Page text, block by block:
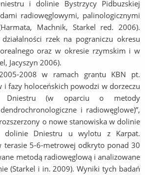
i dolinie Bystrzycy Pidbuzskiej
radiowęglowymi, palinologicznymi
Machnik, Starkel red. 2006).
rzek na pograniczu okresu
oraz w okresie rzymskim i w
Jacyszyn 2006).
w ramach grantu KBN pt.
i fazy holoceńskich powodzi w dorzeczu
Dniestru (w oparciu o metody
i radiowęglowe)”,
o nowe stanowiska w dolinie
dolinie Dniestru u wylotu z Karpat.
terasie 5-6-metrowej odkryto ponad 30
metodą radiowęglową i analizowane
(Starkel i in. 2009). Wyniki tych badań